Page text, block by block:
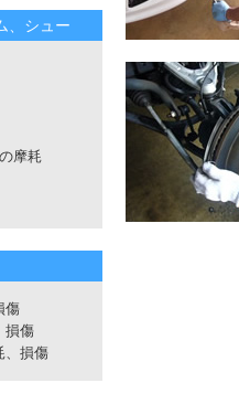
、シュー
摩耗
傷
損傷
、損傷